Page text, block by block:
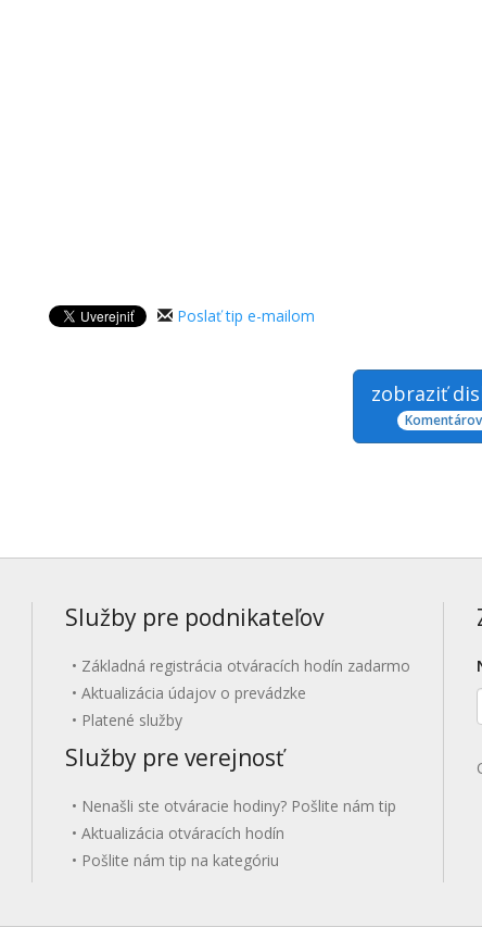
Poslať tip e-mailom
zobraziť
Služby pre podnikateľov
Základná registrácia otváracích hodín zadarmo
Aktualizácia údajov o prevádzke
Platené služby
Služby pre verejnosť
Nenašli ste otváracie hodiny? Pošlite nám tip
Aktualizácia otváracích hodín
Pošlite nám tip na kategóriu
E-